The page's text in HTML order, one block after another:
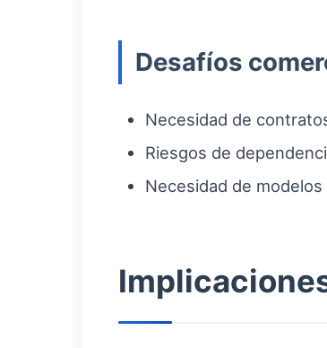
Desafíos
Necesidad de
Riesgos de
Necesidad de